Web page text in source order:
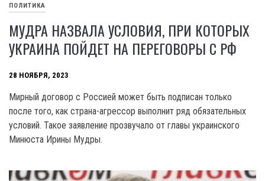
ПОЛИТИКА
МУДРА НАЗВАЛА УСЛОВИЯ, ПРИ КОТОРЫХ
УКРАИНА ПОЙДЕТ НА ПЕРЕГОВОРЫ С РФ
28 НОЯБРЯ, 2023
Мирный договор с Россией может быть подписан только
после того, как страна-агрессор выполнит ряд обязательных
условий. Такое заявление прозвучало от главы украинского
Минюста Ирины Мудры.